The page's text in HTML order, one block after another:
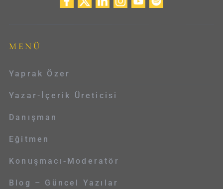
MENÜ
Yaprak Özer
Yazar-İçerik Üreticisi
Danışman
Eğitmen
Konuşmacı-Moderatör
Blog – Güncel Yazılar